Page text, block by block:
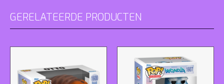
GERELATEERDE PRODUCTEN